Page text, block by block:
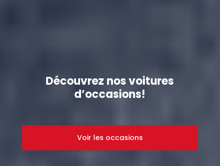
Découvrez nos voitures
d’occasions!
Voir les occasions